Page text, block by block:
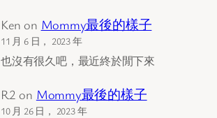
Ken on Mommy最後的樣子
11 月 6 日， 2023 年
也沒有很久吧，最近終於閒下來
R2 on Mommy最後的樣子
10 月 26 日， 2023 年